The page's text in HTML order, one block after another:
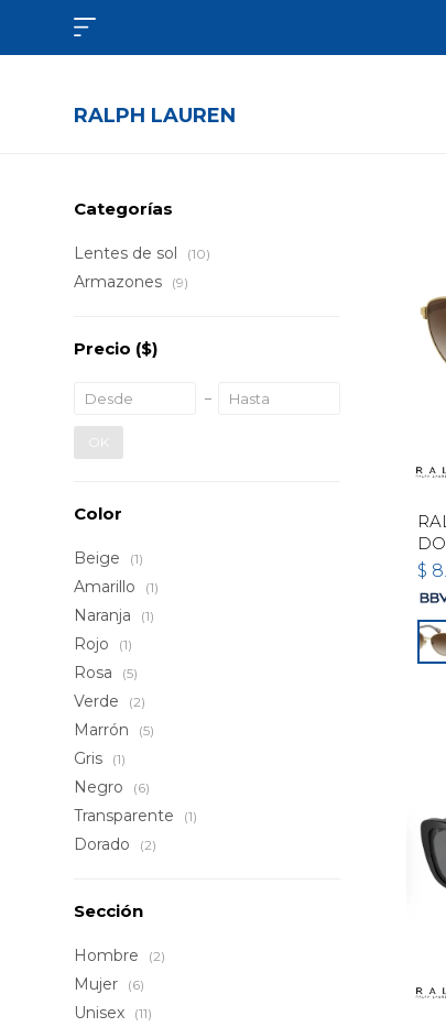

RALPH LAUREN
$
Categorías
Lentes de sol (10)
Armazones (9)
Precio ($)
OK
Color
Beige (1)
Amarillo (1)
Naranja (1)
Rojo (1)
Rosa (5)
Verde (2)
Marrón (5)
Gris (1)
Negro (6)
Transparente (1)
Dorado (2)
Sección
Hombre (2)
Mujer (6)
Unisex (11)